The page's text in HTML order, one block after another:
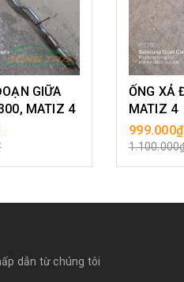
GIỮA
MATIZ 4
HÀNG
ỐNG XẢ
MATIZ 4
999.000₫
dẫn từ chúng tôi